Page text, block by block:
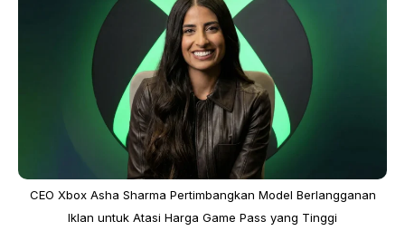
CEO Xbox Asha Sharma Pertimbangkan Model Berlangganan
Iklan untuk Atasi Harga Game Pass yang Tinggi